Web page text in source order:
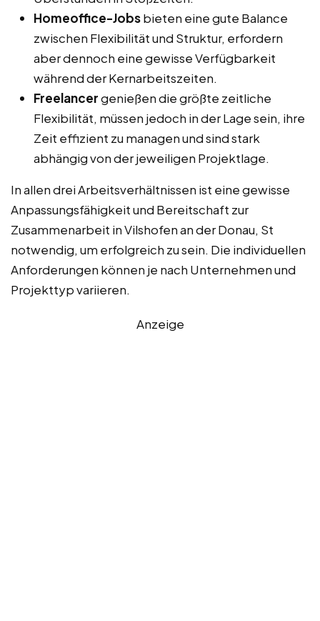
Homeoffice-Jobsbieten eine gute Balance
zwischen Flexibilität und Struktur, erfordern
aber dennoch eine gewisse Verfügbarkeit
während der Kernarbeitszeiten.
Freelancergenießen die größte zeitliche
Flexibilität, müssen jedoch in der Lage sein, ihre
Zeit effizient zu managen und sind stark
abhängig von der jeweiligen Projektlage.
In allen drei Arbeitsverhältnissen ist eine gewisse
Anpassungsfähigkeit und Bereitschaft zur
Zusammenarbeit in Vilshofen an der Donau, St
notwendig, um erfolgreich zu sein. Die individuellen
Anforderungen können je nach Unternehmen und
Projekttyp variieren.
Anzeige